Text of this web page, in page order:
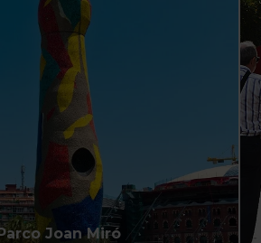
"Gestione cookie", che troverai nel
del sito.
Joan Miró